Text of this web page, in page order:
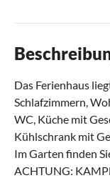
Das Ferienhaus
Schlafzimmern,
WC, Küche mit
Kühlschrank mit
Im Garten finden
ACHTUNG: